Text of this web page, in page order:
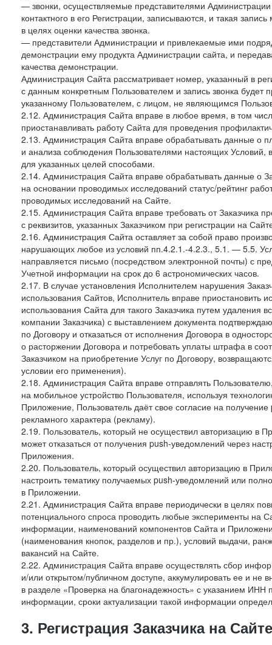
— звонки, осуществляемые представителями
контактного в его Регистрации, записываются, и такая
в целях оценки качества звонка.
— представители Администрации и привлекаемые ими
демонстрации ему продукта Администрации сайта, и
качества демонстрации.
Администрация Сайта рассматривает номер, указанный в
с данным конкретным Пользователем и запись звонка будет
указанному Пользователем, с лицом, не являющимся
2.12. Администрация Сайта вправе в любое время, в том
приостанавливать работу Сайта для проведения
2.13. Администрация Сайта вправе обрабатывать данные о
и анализа соблюдения Пользователями настоящих
для указанных целей способами.
2.14. Администрация Сайта вправе обрабатывать данные о
на основании проводимых исследований статус/рейтинг
проводимых исследований на Сайте.
2.15. Администрация Сайта вправе требовать от Заказчика
с реквизитов, указанных Заказчиком при регистрации на
2.16. Администрация Сайта оставляет за собой право
нарушающих любое из условий пп.4.2.1.-4.2.3., 5.1. — 5.5.
направляется письмо (посредством электронной почты) с
Учетной информации на срок до 6 астрономических часов.
2.17. В случае установления Исполнителем нарушения
использования Сайтов, Исполнитель вправе приостановить
использования Сайта для такого Заказчика путем
компании Заказчика) с выставлением документа
по Договору и отказаться от исполнения Договора в
о расторжении Договора и потребовать уплаты штрафа в
Заказчиком на приобретение Услуг по Договору,
условии его применения).
2.18. Администрация Сайта вправе отправлять
на мобильное устройство Пользователя, используя
Приложение, Пользователь даёт свое согласие на
рекламного характера (рекламу).
2.19. Пользователь, который не осуществил авторизацию в
может отказаться от получения push-уведомлений через
Приложения.
2.20. Пользователь, который осуществил авторизацию в
настроить тематику получаемых push-уведомлений или
в Приложении.
2.21. Администрация Сайта вправе периодически в целях
потенциального спроса проводить любые эксперименты на
информации, наименований компонентов Сайта и
(наименования кнопок, разделов и пр.), условий выдачи,
вакансий на Сайте.
2.22. Администрация Сайта вправе осуществлять сбор
и/или открытом/публичном доступе, аккумулировать ее и не
в разделе «Проверка на благонадежность» с указанием
информации, сроки актуализации такой информации
3. Регистрация Заказчика на Сайте